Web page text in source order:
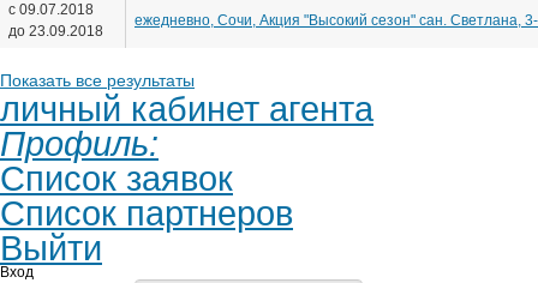
с 09.07.2018
до 23.09.2018
ежедневно, Сочи, Акция "Высокий сезон" сан. Светлана,
Показать все результаты
личный кабинет агента
Профиль:
Список заявок
Список партнеров
Выйти
Вход